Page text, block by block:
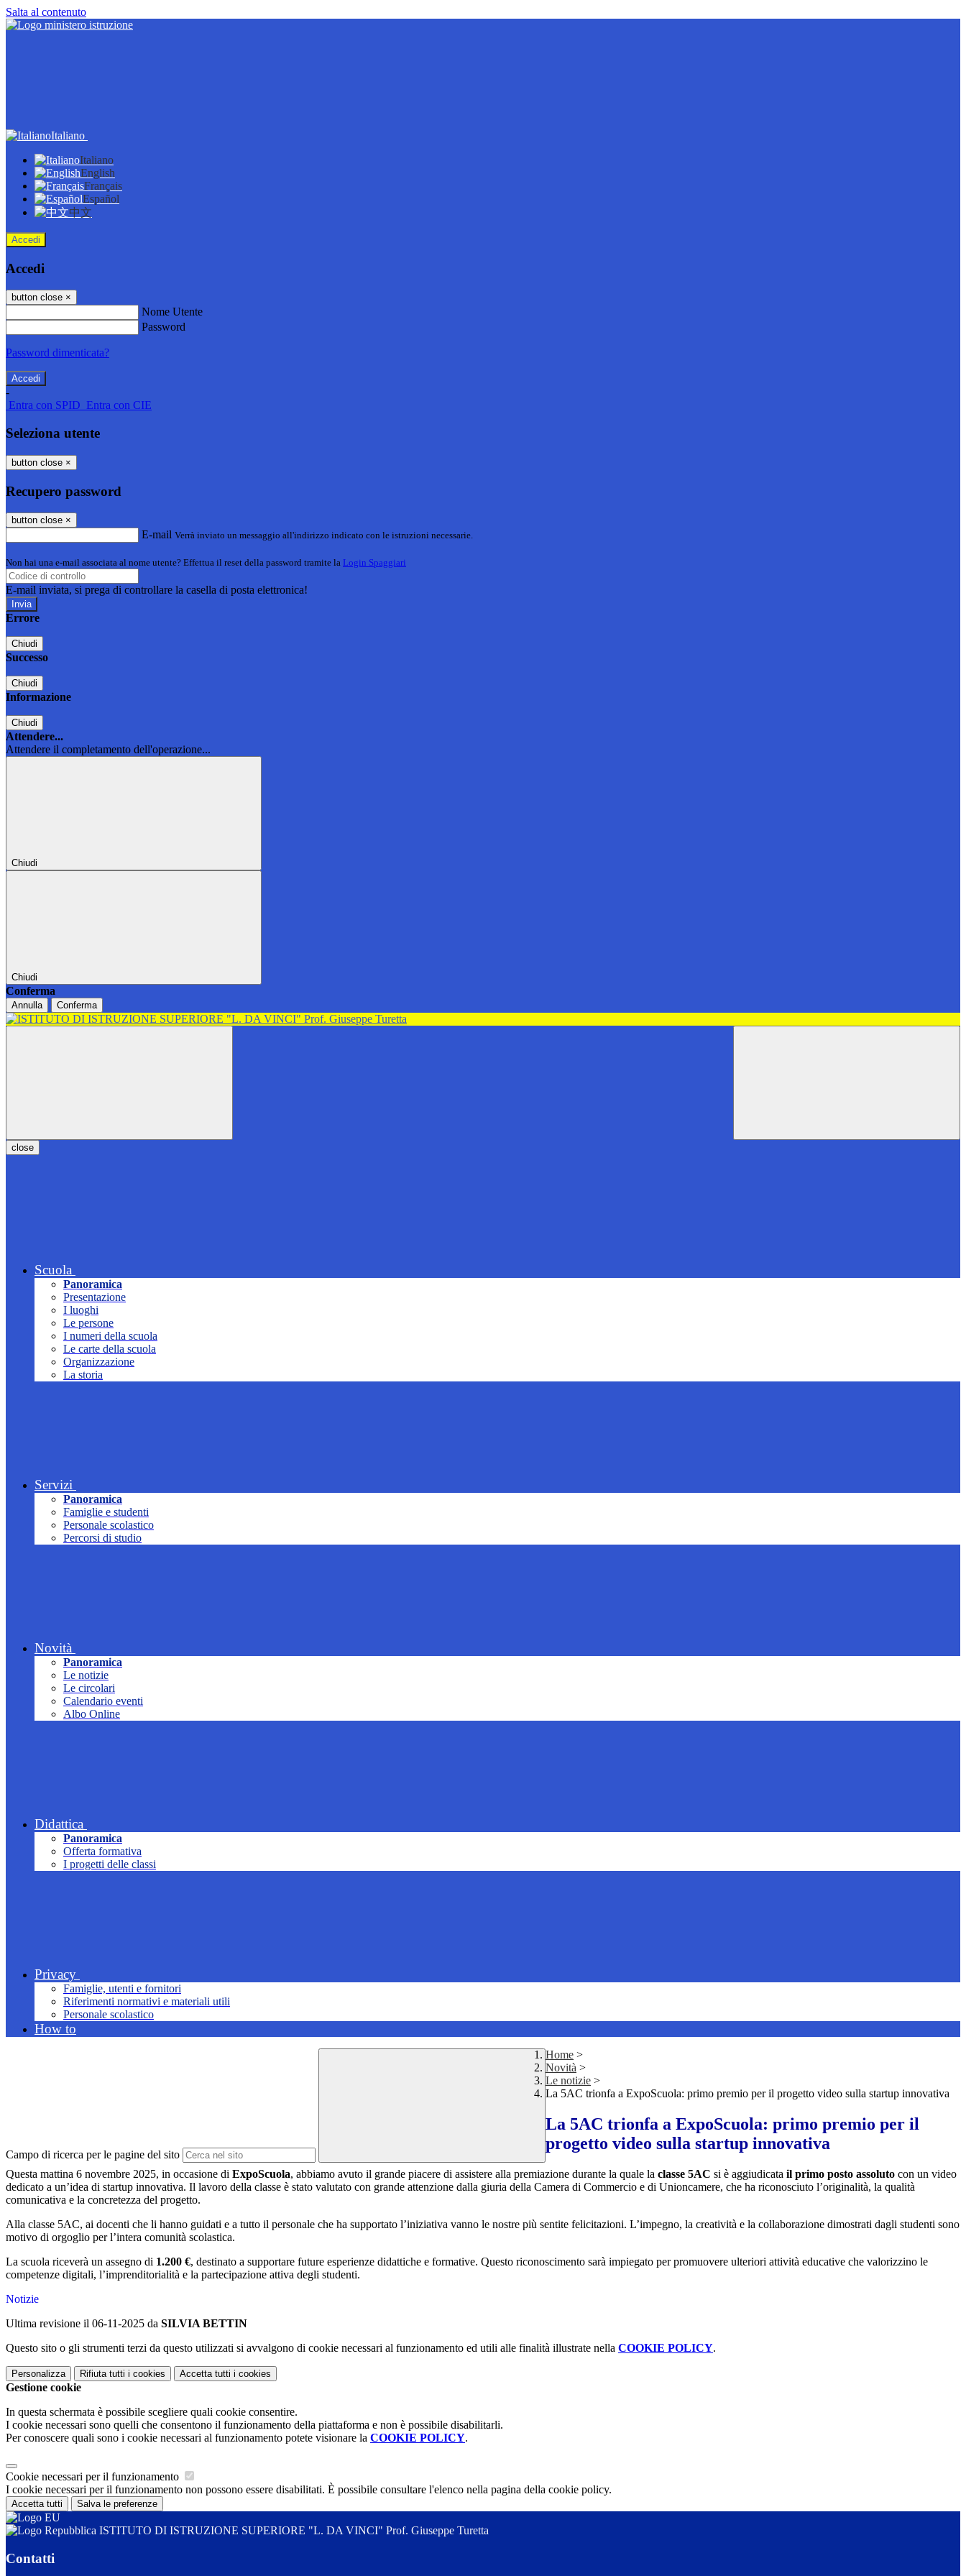
Salta al contenuto
Italiano
Italiano
English
Français
Español
中文
Accedi
Accedi
button close ×
Nome Utente
Password
Password dimenticata?
-
Entra con SPID Entra con CIE
Seleziona utente
button close ×
Recupero password
button close ×
E-mail Verrà inviato un messaggio all'indirizzo indicato con le istruzioni necessarie.
Non hai una e-mail associata al nome utente? Effettua il reset della password tramite la Login Spaggiari
E-mail inviata, si prega di controllare la casella di posta elettronica!
Errore
Chiudi
Successo
Chiudi
Informazione
Chiudi
Attendere...
Attendere il completamento dell'operazione...
Chiudi
Chiudi
Conferma
Annulla Conferma
close
Scuola
Panoramica
Presentazione
I luoghi
Le persone
I numeri della scuola
Le carte della scuola
Organizzazione
La storia
Servizi
Panoramica
Famiglie e studenti
Personale scolastico
Percorsi di studio
Novità
Panoramica
Le notizie
Le circolari
Calendario eventi
Albo Online
Didattica
Panoramica
Offerta formativa
I progetti delle classi
Privacy
Famiglie, utenti e fornitori
Riferimenti normativi e materiali utili
Personale scolastico
How to
Campo di ricerca per le pagine del sito
Home >
Novità >
Le notizie >
La 5AC trionfa a ExpoScuola: primo premio per il progetto video sulla startup innovativa
La 5AC trionfa a ExpoScuola: primo premio per il
progetto video sulla startup innovativa
Questa mattina 6 novembre 2025, in occasione di ExpoScuola, abbiamo avuto il grande piacere di assistere alla premiazione durante la quale la classe 5AC si è aggiudicata il primo posto assoluto con un video
dedicato a un’idea di startup innovativa. Il lavoro della classe è stato valutato con grande attenzione dalla giuria della Camera di Commercio e di Unioncamere, che ha riconosciuto l’originalità, la qualità
comunicativa e la concretezza del progetto.
Alla classe 5AC, ai docenti che li hanno guidati e a tutto il personale che ha supportato l’iniziativa vanno le nostre più sentite felicitazioni. L’impegno, la creatività e la collaborazione dimostrati dagli studenti sono
motivo di orgoglio per l’intera comunità scolastica.
La scuola riceverà un assegno di 1.200 €, destinato a supportare future esperienze didattiche e formative. Questo riconoscimento sarà impiegato per promuovere ulteriori attività educative che valorizzino le
competenze digitali, l’imprenditorialità e la partecipazione attiva degli studenti.
Notizie
Ultima revisione il 06-11-2025 da SILVIA BETTIN
Questo sito o gli strumenti terzi da questo utilizzati si avvalgono di cookie necessari al funzionamento ed utili alle finalità illustrate nella COOKIE POLICY.
Personalizza Rifiuta tutti i cookies Accetta tutti i cookies
Gestione cookie
In questa schermata è possibile scegliere quali cookie consentire.
I cookie necessari sono quelli che consentono il funzionamento della piattaforma e non è possibile disabilitarli.
Per conoscere quali sono i cookie necessari al funzionamento potete visionare la COOKIE POLICY.
Cookie necessari per il funzionamento
I cookie necessari per il funzionamento non possono essere disabilitati. È possibile consultare l'elenco nella pagina della cookie policy.
Accetta tutti Salva le preferenze
ISTITUTO DI ISTRUZIONE SUPERIORE "L. DA VINCI" Prof. Giuseppe Turetta
Contatti